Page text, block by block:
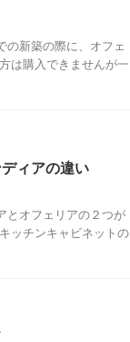
の新築の際に、オフェ
は購入できませんが一
ィアの違い
とオフェリアの２つが
ッチンキャビネットの